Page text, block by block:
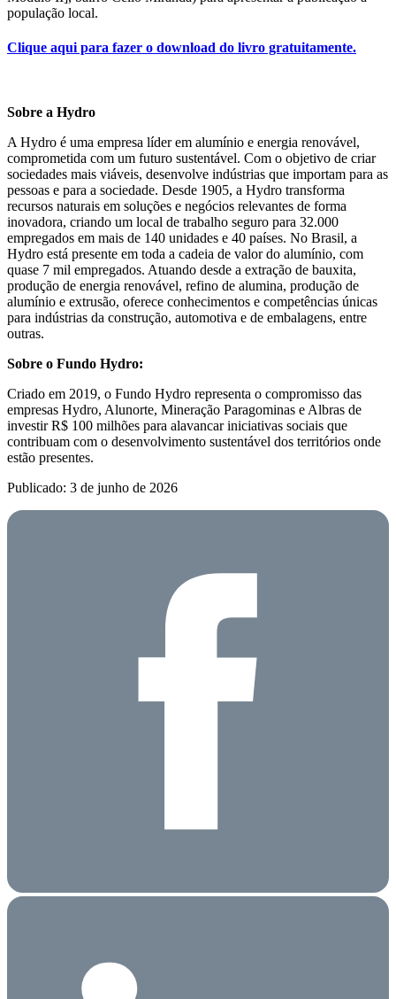
população local.
Clique aqui para fazer o download do livro gratuitamente.
Sobre a Hydro
A Hydro é uma empresa líder em alumínio e energia renovável,
comprometida com um futuro sustentável. Com o objetivo de criar
sociedades mais viáveis, desenvolve indústrias que importam para as
pessoas e para a sociedade. Desde 1905, a Hydro transforma
recursos naturais em soluções e negócios relevantes de forma
inovadora, criando um local de trabalho seguro para 32.000
empregados em mais de 140 unidades e 40 países. No Brasil, a
Hydro está presente em toda a cadeia de valor do alumínio, com
quase 7 mil empregados. Atuando desde a extração de bauxita,
produção de energia renovável, refino de alumina, produção de
alumínio e extrusão, oferece conhecimentos e competências únicas
para indústrias da construção, automotiva e de embalagens, entre
outras.
Sobre o Fundo Hydro:
Criado em 2019, o Fundo Hydro representa o compromisso das
empresas Hydro, Alunorte, Mineração Paragominas e Albras de
investir R$ 100 milhões para alavancar iniciativas sociais que
contribuam com o desenvolvimento sustentável dos territórios onde
estão presentes.
Publicado: 3 de junho de 2026